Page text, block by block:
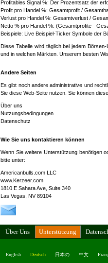
Profitables Signal %: Der Prozentsatz der
Profit pro Handel %: Gesamtprofit /
Verlust pro Handel %: Gesamtverlust /
Netto % pro Handel %: (Gesamtprofite -
Beispiele: Live Beispiel-Ticker Symbole der
Diese Tabelle wird täglich bei jedem
und in welchen Märkten. Unserem besten
Andere Seiten
Es gibt noch andere administrative und
Sie diese Web-Seite nutzen. Sie können
Über uns
Nutzungsbedingungen
Datenschutz
Wie Sie uns kontaktieren können
Wenn Sie weitere Unterstützung benötigen
bitte unter:
Americanbulls.com LLC
www.Kerzeer.com
1810 E Sahara Ave, Suite 340
Las Vegas, NV 89104
Über Uns Unterstützung
English Deutsch 日本の 中文